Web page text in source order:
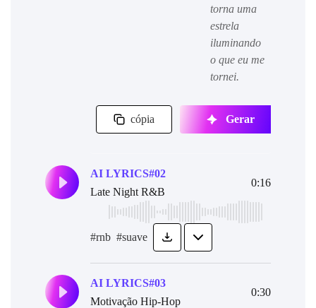
torna uma
estrela
iluminando
o que eu me
tornei.
cópia Gerar
AI LYRICS#02
Late Night R&B
0:16
#rnb #suave
AI LYRICS#03
Motivação Hip-Hop
0:30